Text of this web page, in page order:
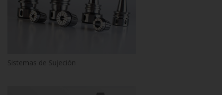
Sistemas de Sujeción